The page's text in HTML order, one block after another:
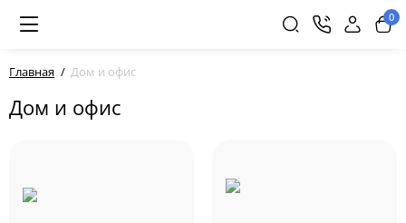
0
Главная Дом и офис
Дом и офис